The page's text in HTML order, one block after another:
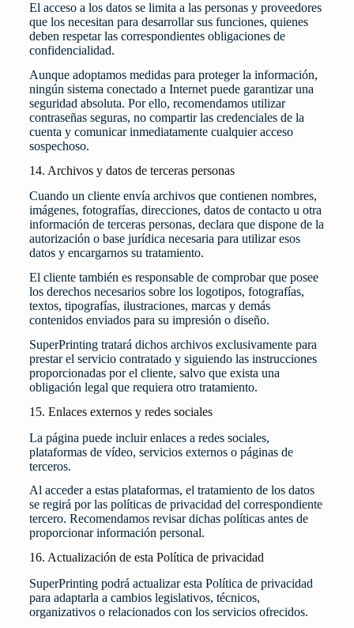
El acceso a los datos se limita a las personas y proveedores
que los necesitan para desarrollar sus funciones, quienes
deben respetar las correspondientes obligaciones de
confidencialidad.
Aunque adoptamos medidas para proteger la información,
ningún sistema conectado a Internet puede garantizar una
seguridad absoluta. Por ello, recomendamos utilizar
contraseñas seguras, no compartir las credenciales de la
cuenta y comunicar inmediatamente cualquier acceso
sospechoso.
14. Archivos y datos de terceras personas
Cuando un cliente envía archivos que contienen nombres,
imágenes, fotografías, direcciones, datos de contacto u otra
información de terceras personas, declara que dispone de la
autorización o base jurídica necesaria para utilizar esos
datos y encargarnos su tratamiento.
El cliente también es responsable de comprobar que posee
los derechos necesarios sobre los logotipos, fotografías,
textos, tipografías, ilustraciones, marcas y demás
contenidos enviados para su impresión o diseño.
SuperPrinting tratará dichos archivos exclusivamente para
prestar el servicio contratado y siguiendo las instrucciones
proporcionadas por el cliente, salvo que exista una
obligación legal que requiera otro tratamiento.
15. Enlaces externos y redes sociales
La página puede incluir enlaces a redes sociales,
plataformas de vídeo, servicios externos o páginas de
terceros.
Al acceder a estas plataformas, el tratamiento de los datos
se regirá por las políticas de privacidad del correspondiente
tercero. Recomendamos revisar dichas políticas antes de
proporcionar información personal.
16. Actualización de esta Política de privacidad
SuperPrinting podrá actualizar esta Política de privacidad
para adaptarla a cambios legislativos, técnicos,
organizativos o relacionados con los servicios ofrecidos.